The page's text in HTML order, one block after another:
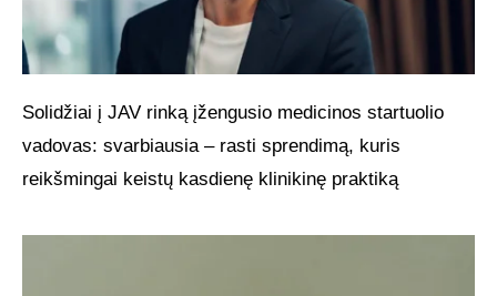
Solidžiai į JAV rinką įžengusio medicinos startuolio
vadovas: svarbiausia – rasti sprendimą, kuris
reikšmingai keistų kasdienę klinikinę praktiką